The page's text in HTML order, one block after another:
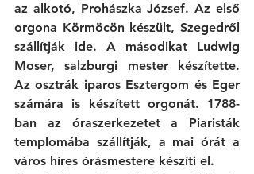
az alkotó, Prohászka József. Az első
orgona Körmöcön készült, Szegedről
szállítják ide. A másodikat Ludwig
Moser, salzburgi mester készítette.
Az osztrák iparos Esztergom és Eger
számára is készített orgonát. 1788-
ban az óraszerkezetet a Piaristák
templomába szállítják, a mai órát a
város híres órásmestere készíti el.